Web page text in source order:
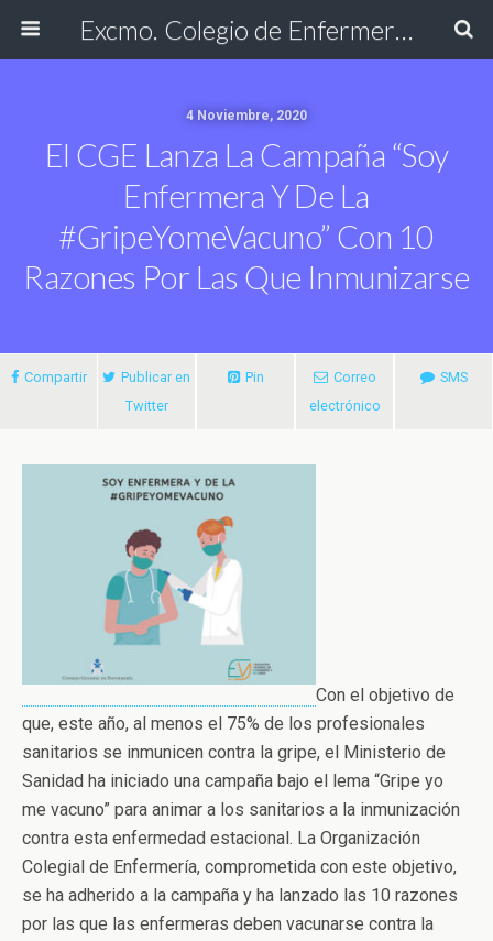
Excmo. Colegio de Enfermería de Cádiz
4 Noviembre, 2020
El CGE Lanza La Campaña “soy
Enfermera Y De La
#GripeYomeVacuno” Con 10
Razones Por Las Que Inmunizarse
Compartir
Publicar en
Twitter
Pin
Correo
electrónico
SMS
Con el objetivo de
que, este año, al menos el 75% de los profesionales
sanitarios se inmunicen contra la gripe, el Ministerio de
Sanidad ha iniciado una campaña bajo el lema “Gripe yo
me vacuno” para animar a los sanitarios a la inmunización
contra esta enfermedad estacional. La Organización
Colegial de Enfermería, comprometida con este objetivo,
se ha adherido a la campaña y ha lanzado las 10 razones
por las que las enfermeras deben vacunarse contra la